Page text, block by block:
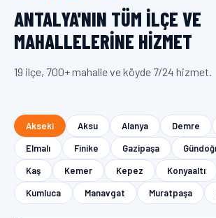
ANTALYA'NIN TÜM İLÇE VE
MAHALLELERINE HIZMET
19 ilçe, 700+ mahalle ve köyde 7/24 hizmet.
Akseki Aksu Alanya Demre
Elmalı
Finike Gazipaşa
Kaş
Kemer Kepez Konyaaltı
Kumluca
Manavgat Muratpaşa